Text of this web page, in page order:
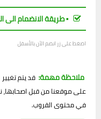
▪︎ طريقة الانضمام الى
اضغط على زر انضم الآن بالأسفل
ملاحظة مهمة: قد يتم
على موقعنا من قبل
في محتوى القروب.